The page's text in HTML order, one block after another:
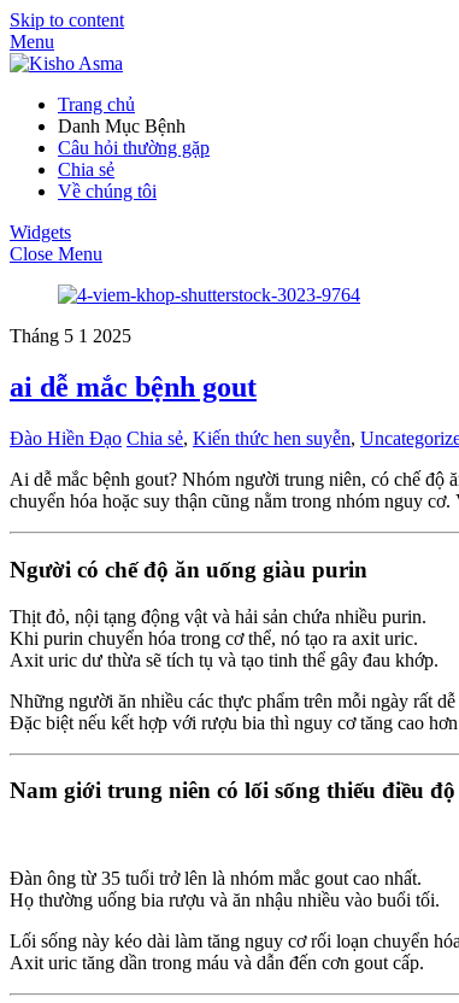
Skip to content
Menu
Trang chủ
Danh Mục Bệnh
Câu hỏi thường gặp
Chia sẻ
Về chúng tôi
Widgets
Close Menu
Tháng 5 1 2025
ai dễ mắc bệnh gout
Đào Hiền Đạo Chia sẻ, Kiến thức hen suyễn,
Ai dễ mắc bệnh gout? Nhóm người trung niên, có chế độ
chuyển hóa hoặc suy thận cũng nằm trong nhóm nguy
Người có chế độ ăn uống giàu purin
Thịt đỏ, nội tạng động vật và hải sản chứa nhiều purin.
Khi purin chuyển hóa trong cơ thể, nó tạo ra axit uric.
Axit uric dư thừa sẽ tích tụ và tạo tinh thể gây đau khớp.
Những người ăn nhiều các thực phẩm trên mỗi ngày rất
Đặc biệt nếu kết hợp với rượu bia thì nguy cơ tăng cao
Nam giới trung niên có lối sống thiếu điều độ
Đàn ông từ 35 tuổi trở lên là nhóm mắc gout cao nhất.
Họ thường uống bia rượu và ăn nhậu nhiều vào buổi tối.
Lối sống này kéo dài làm tăng nguy cơ rối loạn chuyển
Axit uric tăng dần trong máu và dẫn đến cơn gout cấp.